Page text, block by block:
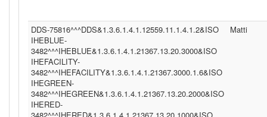
DDS-75816^^^DDS&1.3.6.1.4.1.12559.11.1.4.1.2&ISO
IHEBLUE-
3482^^^IHEBLUE&1.3.6.1.4.1.21367.13.20.3000&ISO
IHEFACILITY-
3482^^^IHEFACILITY&1.3.6.1.4.1.21367.3000.1.6&ISO
IHEGREEN-
3482^^^IHEGREEN&1.3.6.1.4.1.21367.13.20.2000&ISO
IHERED-
Matti